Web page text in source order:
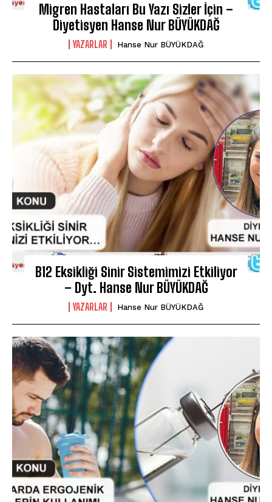
Migren Hastaları Bu Yazı Sizler İçin –
Diyetisyen Hanse Nur BÜYÜKDAĞ
YAZARLAR Hanse Nur BÜYÜKDAĞ
B12 Eksikliği Sinir Sistemimizi Etkiliyor
– Dyt. Hanse Nur BÜYÜKDAĞ
YAZARLAR Hanse Nur BÜYÜKDAĞ